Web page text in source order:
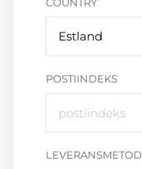
Estland
POSTIINDEKS
LEVERANSMETOD